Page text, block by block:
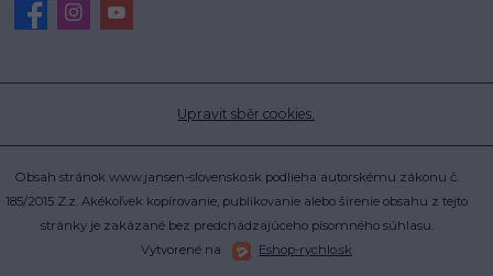
Upravit sběr cookies.
Obsah stránok www.jansen-slovensko.sk podlieha autorskému zákonu č.
185/2015 Z.z. Akékoľvek kopírovanie, publikovanie alebo šírenie obsahu z tejto
stránky je zakázané bez predchádzajúceho písomného súhlasu.
Vytvorené na
Eshop-rychlo.sk